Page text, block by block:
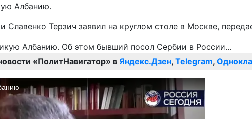
Албанию.
Терзич заявил на круглом столе в Москве,
«ПолитНавигатор» в Яндекс.Дзен, Telegram,